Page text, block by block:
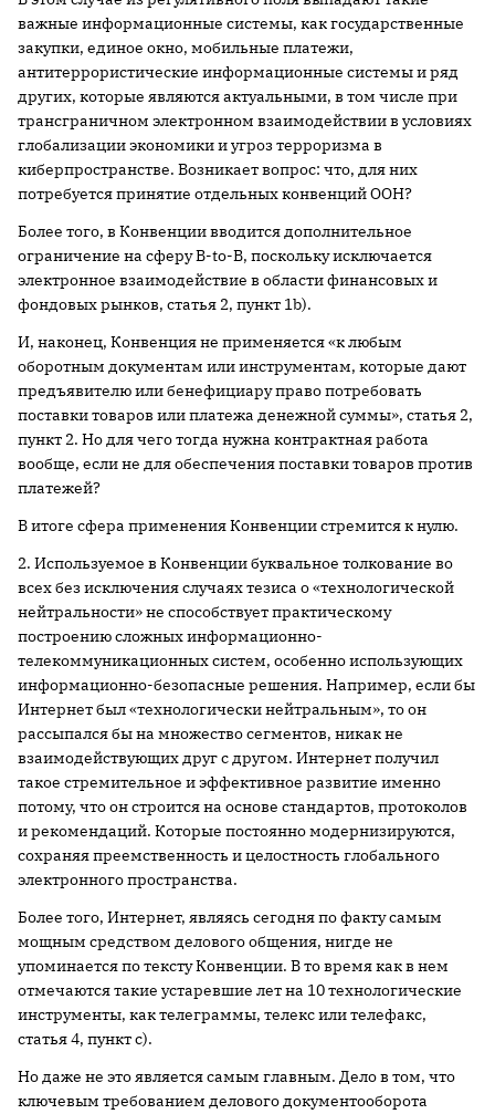
важные информационные системы, как государственные
закупки, единое окно, мобильные платежи,
антитеррористические информационные системы и ряд
других, которые являются актуальными, в том числе при
трансграничном электронном взаимодействии в условиях
глобализации экономики и угроз терроризма в
киберпространстве. Возникает вопрос: что, для них
потребуется принятие отдельных конвенций ООН?
Более того, в Конвенции вводится дополнительное
ограничение на сферу B-to-B, поскольку исключается
электронное взаимодействие в области финансовых и
фондовых рынков, статья 2, пункт 1b).
И, наконец, Конвенция не применяется «к любым
оборотным документам или инструментам, которые дают
предъявителю или бенефициару право потребовать
поставки товаров или платежа денежной суммы», статья 2,
пункт 2. Но для чего тогда нужна контрактная работа
вообще, если не для обеспечения поставки товаров против
платежей?
В итоге сфера применения Конвенции стремится к нулю.
2. Используемое в Конвенции буквальное толкование во
всех без исключения случаях тезиса о «технологической
нейтральности» не способствует практическому
построению сложных информационно-
телекоммуникационных систем, особенно использующих
информационно-безопасные решения. Например, если бы
Интернет был «технологически нейтральным», то он
рассыпался бы на множество сегментов, никак не
взаимодействующих друг с другом. Интернет получил
такое стремительное и эффективное развитие именно
потому, что он строится на основе стандартов, протоколов
и рекомендаций. Которые постоянно модернизируются,
сохраняя преемственность и целостность глобального
электронного пространства.
Более того, Интернет, являясь сегодня по факту самым
мощным средством делового общения, нигде не
упоминается по тексту Конвенции. В то время как в нем
отмечаются такие устаревшие лет на 10 технологические
инструменты, как телеграммы, телекс или телефакс,
статья 4, пункт с).
Но даже не это является самым главным. Дело в том, что
ключевым требованием делового документооборота